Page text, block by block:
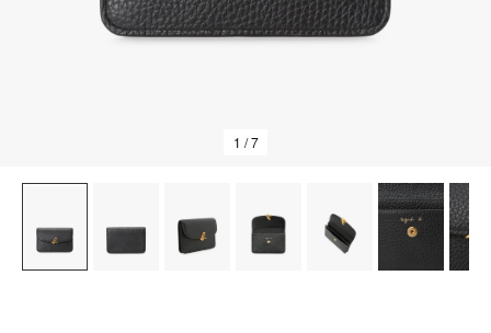
1 / 7